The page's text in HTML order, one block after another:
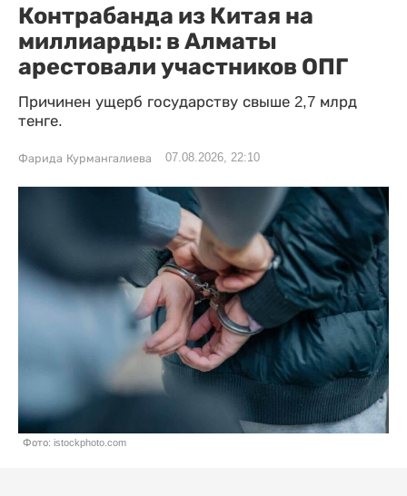
Контрабанда из Китая на
миллиарды: в Алматы
арестовали участников ОПГ
Причинен ущерб государству свыше 2,7 млрд
тенге.
Фарида Курмангалиева 07.08.2026, 22:10
Фото: istockphoto.com